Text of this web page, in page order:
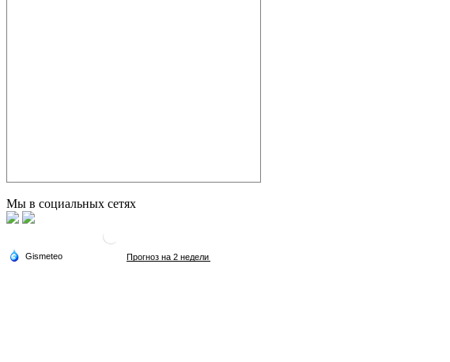
Мы в социальных сетях